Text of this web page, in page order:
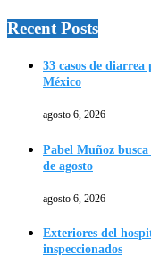
Recent Posts
33 casos de
México
agosto 6, 2026
Pabel Muñoz
de agosto
agosto 6, 2026
Exteriores del
inspeccionados